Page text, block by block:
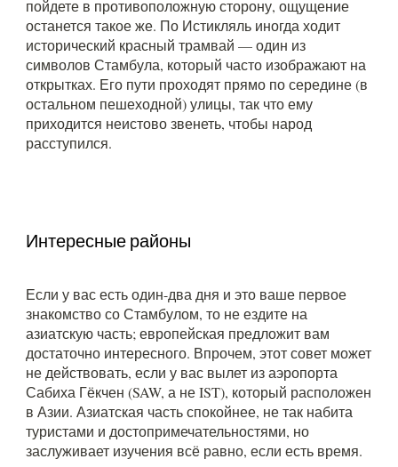
пойдете в противоположную сторону, ощущение
останется такое же. По Истикляль иногда ходит
исторический красный трамвай — один из
символов Стамбула, который часто изображают на
открытках. Его пути проходят прямо по середине (в
остальном пешеходной) улицы, так что ему
приходится неистово звенеть, чтобы народ
расступился.
Интересные районы
Если у вас есть один-два дня и это ваше первое
знакомство со Стамбулом, то не ездите на
азиатскую часть; европейская предложит вам
достаточно интересного. Впрочем, этот совет может
не действовать, если у вас вылет из аэропорта
Сабиха Гёкчен (SAW, а не IST), который расположен
в Азии. Азиатская часть спокойнее, не так набита
туристами и достопримечательностями, но
заслуживает изучения всё равно, если есть время.